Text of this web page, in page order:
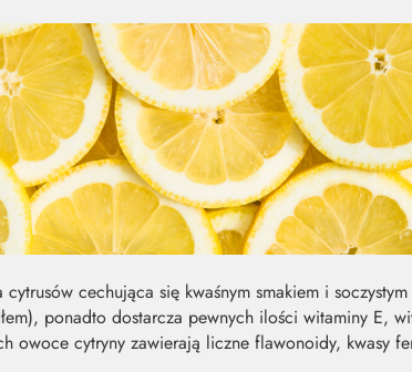
cytrusów cechująca się kwaśnym smakiem i
ponadto dostarcza pewnych ilości witaminy E,
owoce cytryny zawierają liczne flawonoidy, kwasy